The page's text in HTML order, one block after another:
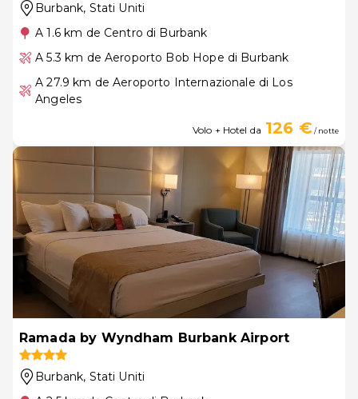
Burbank, Stati Uniti
A 1.6 km de Centro di Burbank
A 5.3 km de Aeroporto Bob Hope di Burbank
A 27.9 km de Aeroporto Internazionale di Los
Angeles
Volo + Hotel da 126 €/ notte
Ramada by Wyndham Burbank Airport
Burbank, Stati Uniti